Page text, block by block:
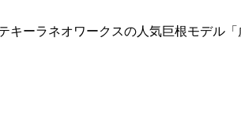
キーラネオワークスの人気巨根モデル